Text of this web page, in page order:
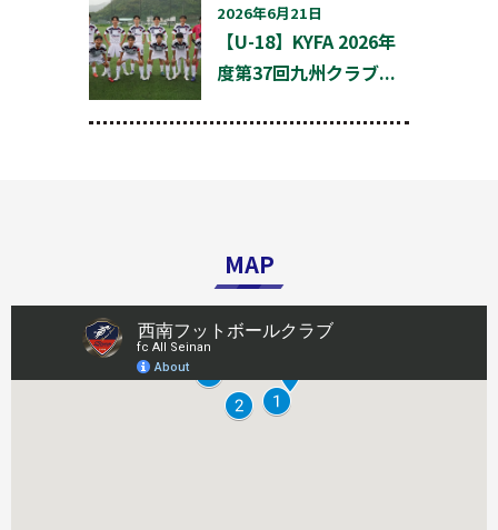
2026年6月21日
【U-18】KYFA 2026年
度第37回九州クラブ...
MAP